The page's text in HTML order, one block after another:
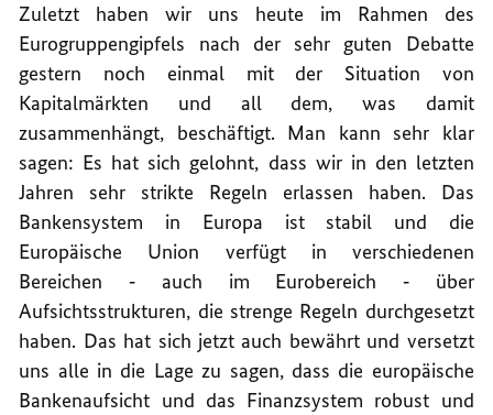
Zuletzt haben wir uns heute im Rahmen des
Eurogruppengipfels nach der sehr guten Debatte
gestern noch einmal mit der Situation von
Kapitalmärkten und all dem, was damit
zusammenhängt, beschäftigt. Man kann sehr klar
sagen: Es hat sich gelohnt, dass wir in den letzten
Jahren sehr strikte Regeln erlassen haben. Das
Bankensystem in Europa ist stabil und die
Europäische Union verfügt in verschiedenen
Bereichen ‑ auch im Eurobereich ‑ über
Aufsichtsstrukturen, die strenge Regeln durchgesetzt
haben. Das hat sich jetzt auch bewährt und versetzt
uns alle in die Lage zu sagen, dass die europäische
Bankenaufsicht und das Finanzsystem robust und